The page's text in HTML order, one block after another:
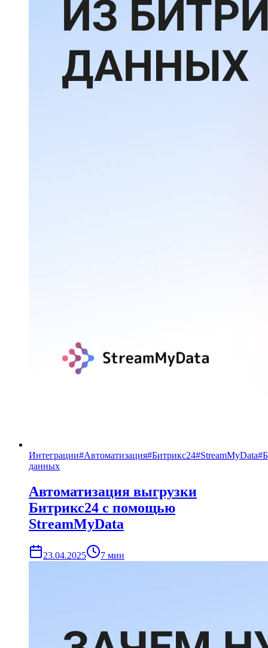
Интеграции#Автоматизация#Битрикс24#StreamMyData#
данных
Автоматизация выгрузки
Битрикс24 с помощью
StreamMyData
23.04.2025 7 мин